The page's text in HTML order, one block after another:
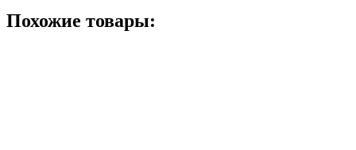
Похожие товары: